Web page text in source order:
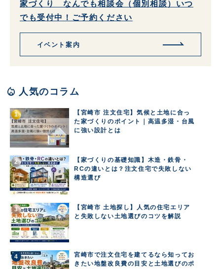
家づくり なんでも相談会（個別相談）いつ
でも受付中！ご予約ください
イベント案内
local_fire_department 人気のコラム
【宮崎市 注文住宅】気候と土地に合っ
た家づくりのポイント｜高温多湿・台風
に強い設計とは
【家づくりの基礎知識】木造・鉄骨・
RCの違いとは？注文住宅で失敗しない
構造選び
【宮崎市 土地探し】人気の住宅エリア
と失敗しない土地選びのコツを解説
宮崎市で注文住宅を建てるなら知ってお
きたい地盤改良費の目安と土地選びのポ